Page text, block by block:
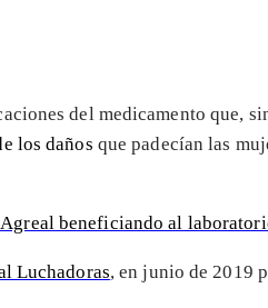
del medicamento que,
los daños que padecían las
beneficiando al
Luchadoras, en junio de 2019